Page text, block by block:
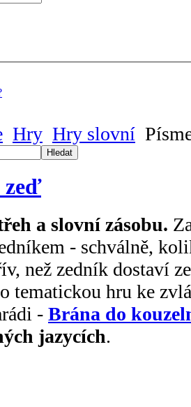
Hry Hry slovní
Hledat
zeď
a slovní zásobu.
- schválně,
než zedník dostaví
tematickou hru ke
- Brána do
jazycích.